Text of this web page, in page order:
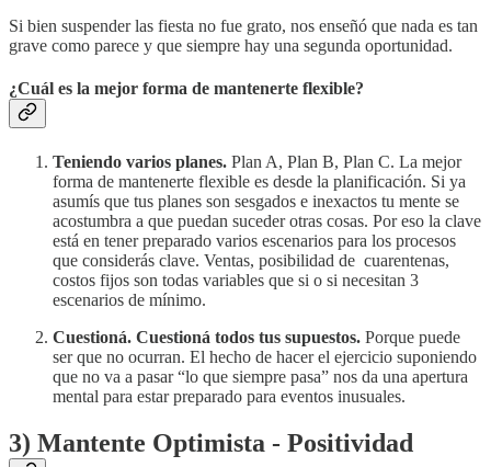
Si bien suspender las fiesta no fue grato, nos enseñó que nada es tan
grave como parece y que siempre hay una segunda oportunidad.
¿Cuál es la mejor forma de mantenerte flexible?
Teniendo varios planes. Plan A, Plan B, Plan C. La mejor
forma de mantenerte flexible es desde la planificación. Si ya
asumís que tus planes son sesgados e inexactos tu mente se
acostumbra a que puedan suceder otras cosas. Por eso la clave
está en tener preparado varios escenarios para los procesos
que considerás clave. Ventas, posibilidad de cuarentenas,
costos fijos son todas variables que si o si necesitan 3
escenarios de mínimo.
Cuestioná. Cuestioná todos tus supuestos. Porque puede
ser que no ocurran. El hecho de hacer el ejercicio suponiendo
que no va a pasar “lo que siempre pasa” nos da una apertura
mental para estar preparado para eventos inusuales.
3) Mantente Optimista - Positividad